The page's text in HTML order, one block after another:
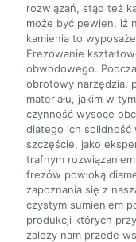
rozwiązań, stąd też
może być pewien, iż
kamienia to
Frezowanie
obwodowego.
obrotowy narzędzia,
materiału, jakim w
czynność wysoce
dlatego ich solidność
szczęście, jako
trafnym
frezów powłoką
zapoznania się z
czystym sumieniem
produkcji których
zależy nam przede